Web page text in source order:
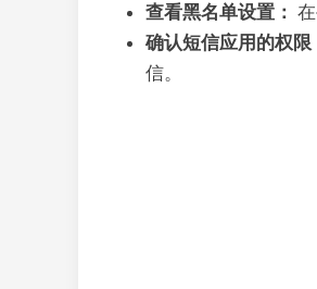
查看黑名单设置：
确认短信应用的权限
信。